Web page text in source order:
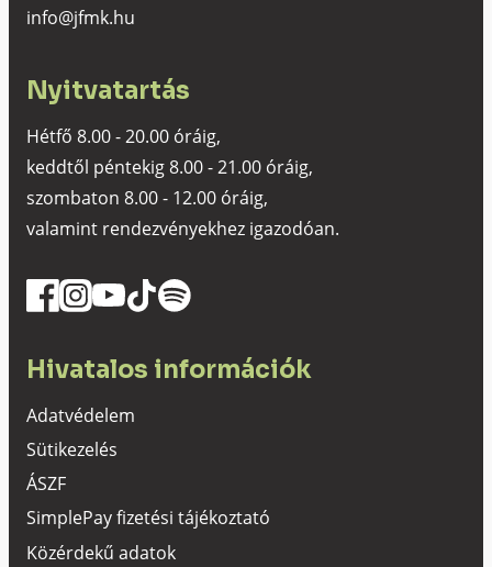
info@jfmk.hu
Nyitvatartás
Hétfő 8.00 - 20.00 óráig,
keddtől péntekig 8.00 - 21.00 óráig,
szombaton 8.00 - 12.00 óráig,
valamint rendezvényekhez igazodóan.
Hivatalos információk
Adatvédelem
Sütikezelés
ÁSZF
SimplePay fizetési tájékoztató
Közérdekű adatok